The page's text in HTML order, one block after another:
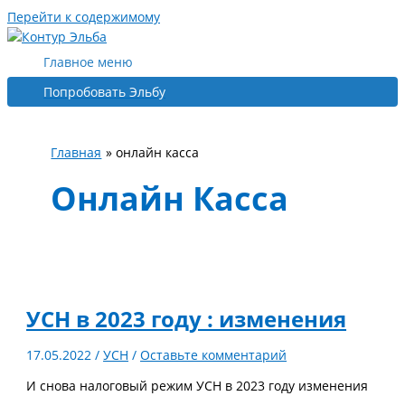
Перейти к содержимому
Главное меню
Попробовать Эльбу
Главная онлайн касса
Онлайн Касса
УСН в 2023 году : изменения
17.05.2022/УСН /Оставьте комментарий
И снова налоговый режим УСН в 2023 году изменения